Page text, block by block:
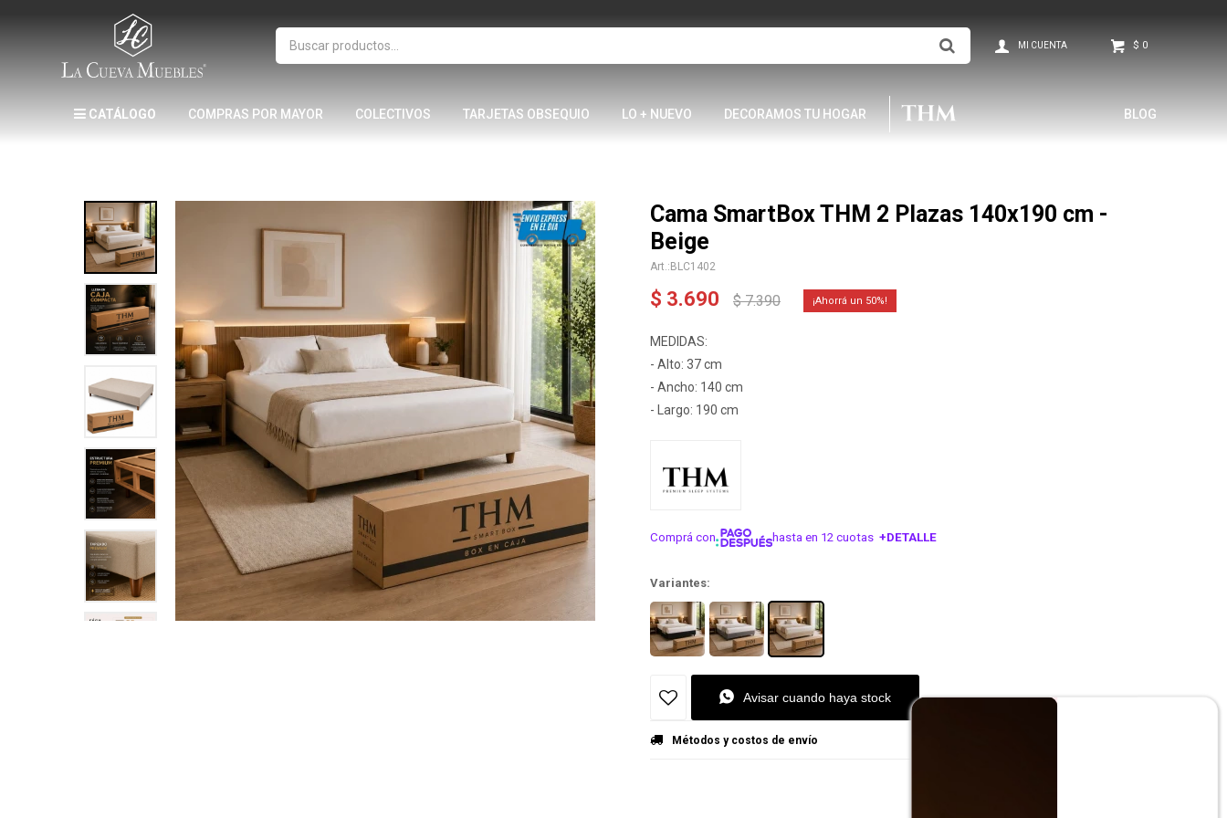
CATÁLOGO COMPRAS POR MAYOR COLECTIVOS TARJETAS OBSEQUIO LO + NUEVO DECORAMOS TU HOGAR BLOG
$ 0
Cama SmartBox THM 2 Plazas 140x190 cm -
Beige
BLC1402
$ 3.690 $ 7.390 50
MEDIDAS:
- Alto: 37 cm
- Ancho: 140 cm
- Largo: 190 cm
Comprá con hasta en 12 cuotas +DETALLE
Variantes:
Avisar cuando haya stock
Métodos y costos de envío